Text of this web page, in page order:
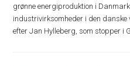
grønne energiproduktion i
industrivirksomheder i den
efter Jan Hylleberg, som stopper i